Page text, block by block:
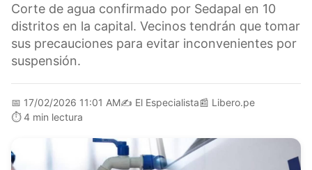
Corte de agua confirmado por Sedapal en 10
distritos en la capital. Vecinos tendrán que tomar
sus precauciones para evitar inconvenientes por
suspensión.
📅 17/02/2026 11:01 AM✍️ El Especialista📰 Libero.pe
⏱️ 4 min lectura